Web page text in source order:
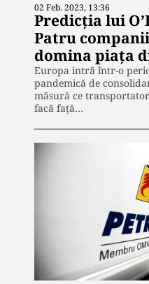
02 Feb. 2023, 13:36
Predicția lui
Patru
domina piața
Europa intră într-o
pandemică de
măsură ce
facă față…